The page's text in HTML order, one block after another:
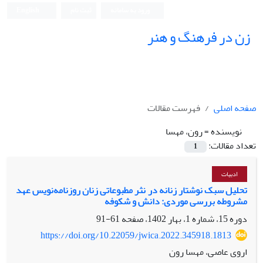
زن در فرهنگ و هنر
صفحه اصلی
فهرست مقالات
نویسنده =رون، مهسا
تعداد مقالات:
1
ادبیات
تحلیل سبک نوشتار زنانه در نثر مطبوعاتی زنان روزنامه‌نویس عهد
مشروطه بررسی موردی: دانش و شکوفه
دوره 15، شماره 1، بهار 1402، صفحه
61-91
https://doi.org/10.22059/jwica.2022.345918.1813
اروی عاصی، مهسا رون